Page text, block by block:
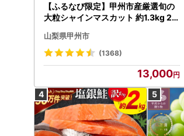
【ふるなび限定】甲州市産厳選旬の
大粒シャインマスカット 約1.3kg 2
472 FN-Limited-VO シャインマス
カット フルーツ
山梨県甲州市
(1368)
13,000